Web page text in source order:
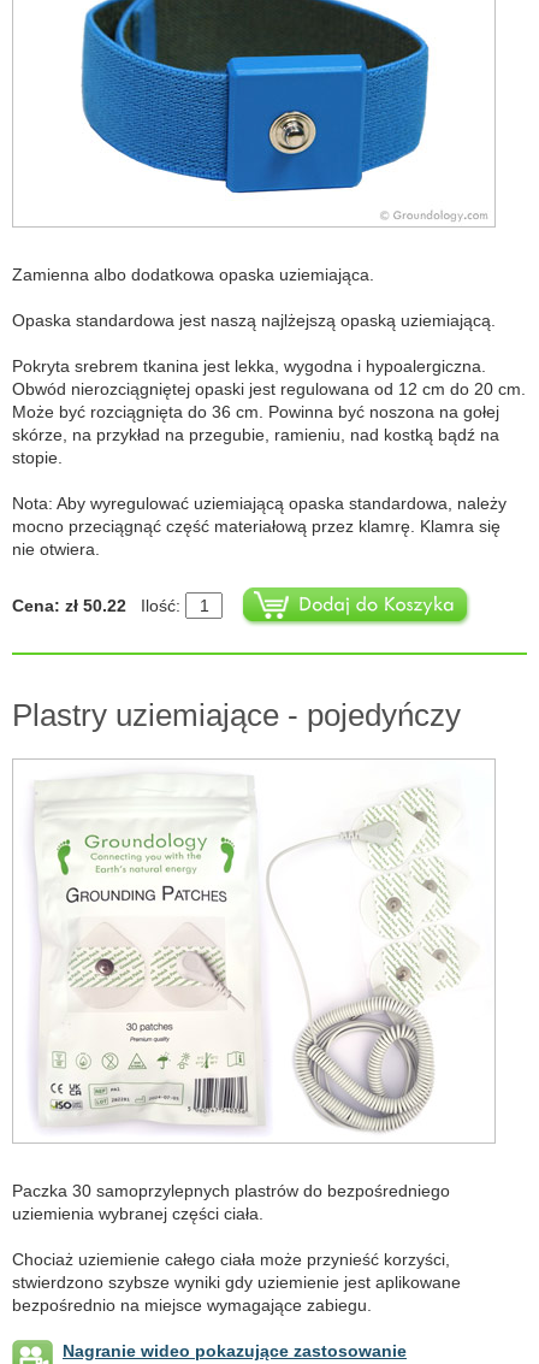
Zamienna albo dodatkowa opaska uziemiająca.
Opaska standardowa jest naszą najlżejszą opaską uziemiającą.
Pokryta srebrem tkanina jest lekka, wygodna i hypoalergiczna.
Obwód nierozciągniętej opaski jest regulowana od 12 cm do 20 cm.
Może być rozciągnięta do 36 cm. Powinna być noszona na gołej
skórze, na przykład na przegubie, ramieniu, nad kostką bądź na
stopie.
Nota: Aby wyregulować uziemiającą opaska standardowa, należy
mocno przeciągnąć część materiałową przez klamrę. Klamra się
nie otwiera.
Cena: zł 50.22 Ilość:
Plastry uziemiające - pojedyńczy
Paczka 30 samoprzylepnych plastrów do bezpośredniego
uziemienia wybranej części ciała.
Chociaż uziemienie całego ciała może przynieść korzyści,
stwierdzono szybsze wyniki gdy uziemienie jest aplikowane
bezpośrednio na miejsce wymagające zabiegu.
Nagranie wideo pokazujące zastosowanie